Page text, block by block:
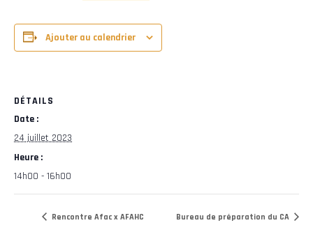
Ajouter au calendrier
DÉTAILS
Date :
24 juillet 2023
Heure :
14h00 - 16h00
Rencontre Afac x AFAHC Bureau de préparation du CA